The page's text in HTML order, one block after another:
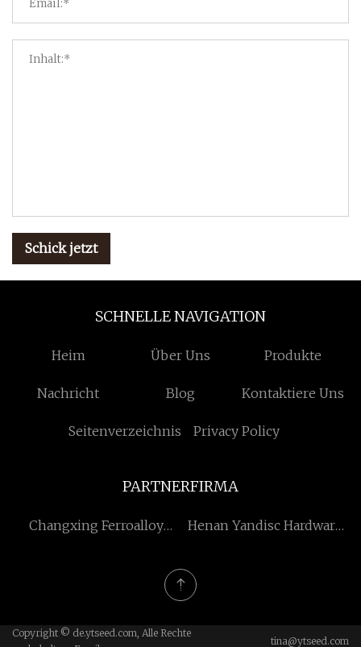
Schick jetzt
SCHNELLE NAVIGATION
Heim Über Uns Produkte
Nachricht Blog Kontaktiere Uns
Seitenverzeichnis Privacy Policy
PARTNERFIRMA
Changxing Ferroalloy
Henan Yandisc Hardware
Copyright © de.ytseed.com, Alle Rechte
tina@ytseed.com